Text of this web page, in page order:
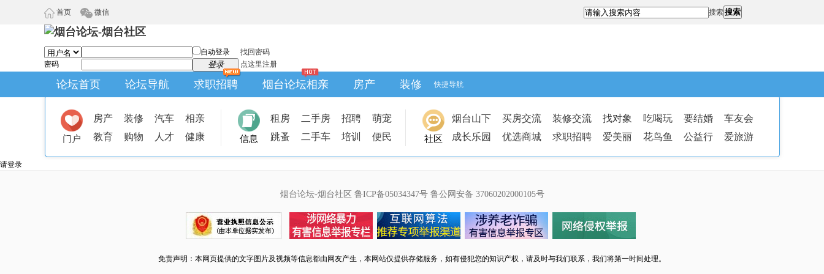
首页 微信 搜索搜索
自动登录
找回密码
密码
登录 点这里注册
论坛首页 论坛导航 求职招聘 烟台论坛相亲 房产 装修 快捷导航
门户
房产 装修 汽车
相亲
教育
购物 人才 健康 信息
租房 二手房 招聘
萌宠
跳蚤
二手车 培训 便民 社区
烟台山下 买房交流 装修交流 找对象 吃喝玩 要结婚
车友会
成长乐园
优选商城 求职招聘 爱美丽 花鸟鱼 公益行 爱旅游
请登录
烟台论坛-烟台社区 鲁ICP备05034347号 鲁公网安备 37060202000105号
免责声明：本网页提供的文字图片及视频等信息都由网友产生，本网站仅提供存储服务，如有侵犯您的知识产权，请及时与我们联系，我们将第一时间处理。